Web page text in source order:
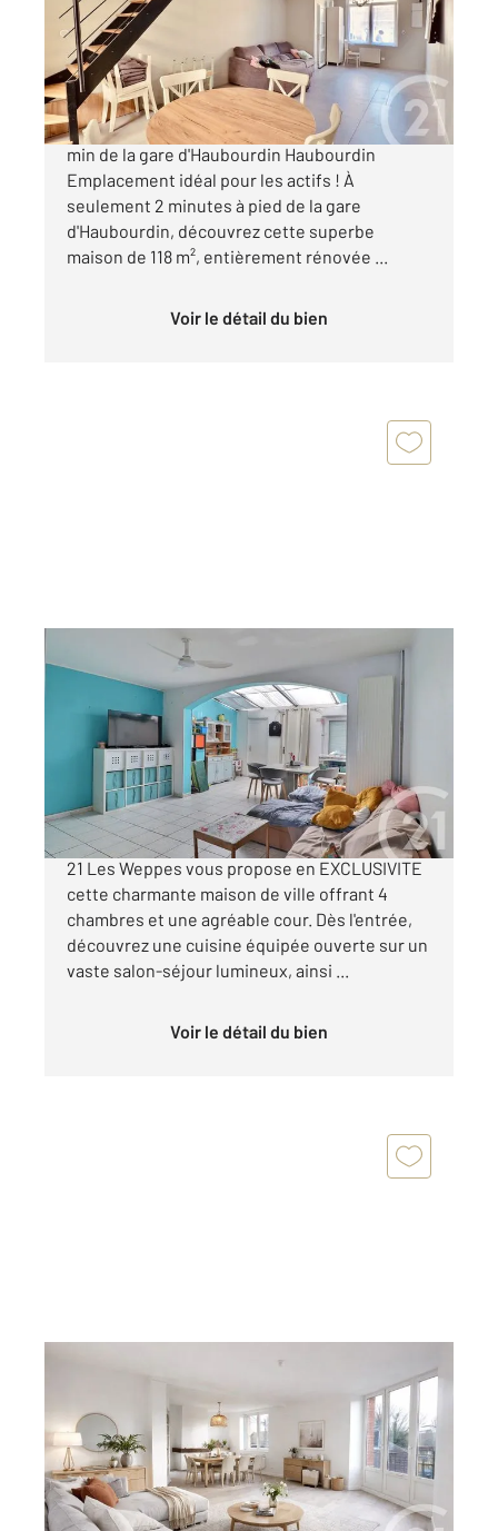
Maison à vendre
227 600 €
Maison coup de cœur Entièrement rénovée À 2
min de la gare d'Haubourdin Haubourdin
Emplacement idéal pour les actifs ! À
seulement 2 minutes à pied de la gare
d'Haubourdin, découvrez cette superbe
maison de 118 m², entièrement rénovée ...
Voir le détail du bien
HAUBOURDIN 59
92 m2, 5 pièces
Maison à vendre
185 000 €
Maison de ville Haubourdin L'agence Century
21 Les Weppes vous propose en EXCLUSIVITE
cette charmante maison de ville offrant 4
chambres et une agréable cour. Dès l'entrée,
découvrez une cuisine équipée ouverte sur un
vaste salon-séjour lumineux, ainsi ...
Voir le détail du bien
Ref : 849
Appartement à vendre
252 600 €